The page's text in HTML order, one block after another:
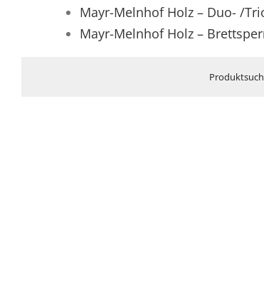
Mayr-Melnhof Holz – Duo- /
Mayr-Melnhof Holz –